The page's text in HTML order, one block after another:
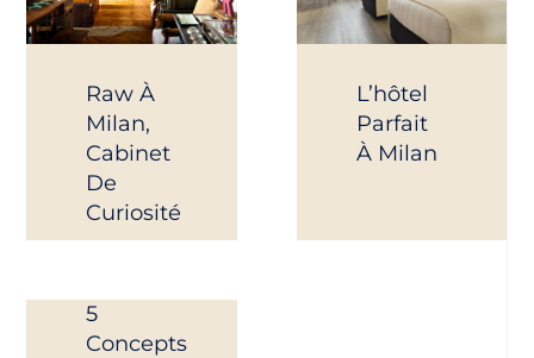
Raw À
Milan,
Cabinet
De
Curiosité
L’hôtel
Parfait
À Milan
5
Concepts